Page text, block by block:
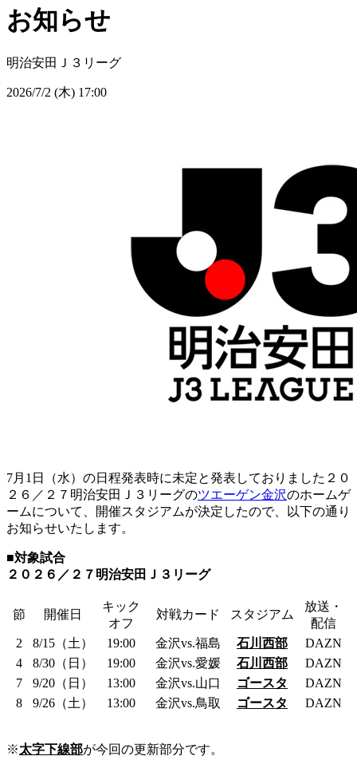
お知らせ
明治安田Ｊ３リーグ
2026/7/2 (木) 17:00
7月1日（水）の日程発表時に未定と発表しておりました２０
２６／２７明治安田Ｊ３リーグのツエーゲン金沢のホームゲ
ームについて、開催スタジアムが決定したので、以下の通り
お知らせいたします。
■対象試合
２０２６／２７明治安田Ｊ３リーグ
節 開催日
キック
オフ
対戦カード スタジアム
放送・
配信
2
8/15（土） 19:00 金沢vs.福島 石川西部
DAZN
4
8/30 （日） 19:00 金沢vs.愛媛 石川西部
DAZN
7
9/20 （日） 13:00 金沢vs.山口 ゴースタ
DAZN
8
9/26 （土） 13:00 金沢vs.鳥取 ゴースタ DAZN
※太字下線部が今回の更新部分です。